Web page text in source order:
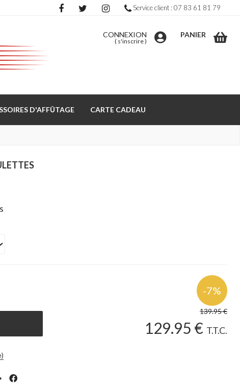
CONNEXION
( s'inscrire)
PANIER
D'AFFÛTAGE CARTE CADEAU
139.95€
129.95 € T.T.C.
Service client : 07 83 61 81 79